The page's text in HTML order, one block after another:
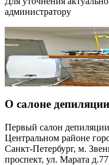
администратору
О салоне
Первый салон
Центральном районе
Санкт-Петербург, м.
проспект, ул. Марата д.77